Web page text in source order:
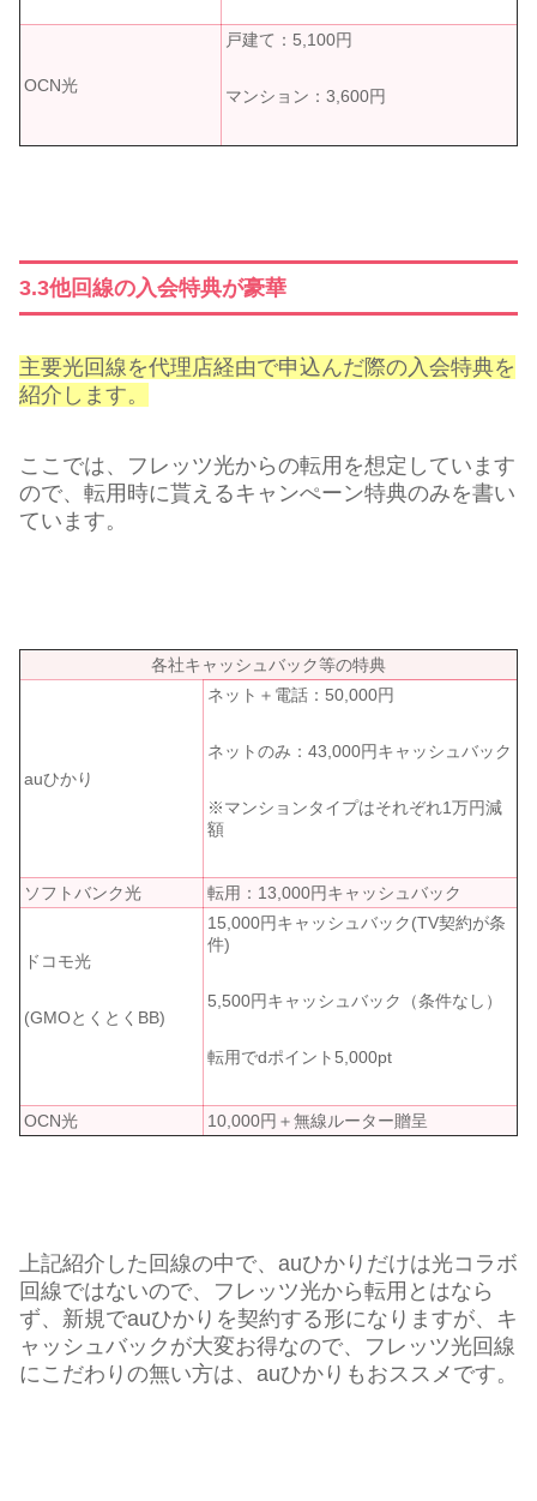
OCN光
戸建て：5,100円
マンション：3,600円
3.3他回線の入会特典が豪華
主要光回線を代理店経由で申込んだ際の入会特典を
紹介します。
ここでは、フレッツ光からの転用を想定しています
ので、転用時に貰えるキャンぺーン特典のみを書い
ています。
各社キャッシュバック等の特典
auひかり
ネット＋電話：50,000円
ネットのみ：43,000円キャッシュバック
※マンションタイプはそれぞれ1万円減
額
ソフトバンク光 転用：13,000円キャッシュバック
ドコモ光
(GMOとくとくBB)
15,000円キャッシュバック(TV契約が条
件)
5,500円キャッシュバック（条件なし）
転用でdポイント5,000pt
OCN光 10,000円＋無線ルーター贈呈
上記紹介した回線の中で、auひかりだけは光コラボ
回線ではないので、フレッツ光から転用とはなら
ず、新規でauひかりを契約する形になりますが、キ
ャッシュバックが大変お得なので、フレッツ光回線
にこだわりの無い方は、auひかりもおススメです。